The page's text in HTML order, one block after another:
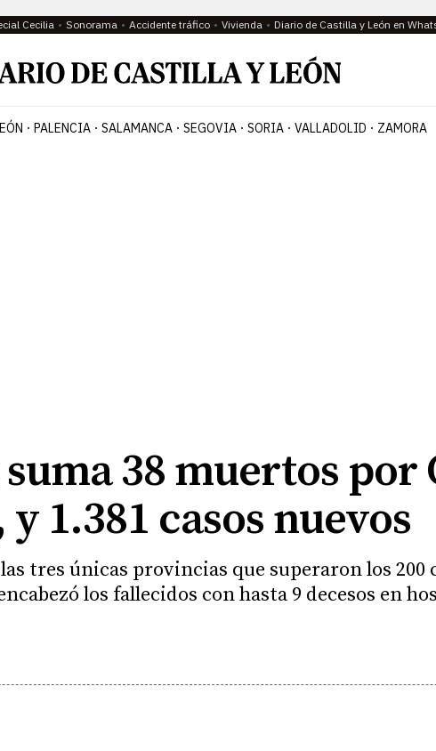
Cecilia Sonorama Accidente tráfico Vivienda Diario de Castilla y León en
PALENCIA SALAMANCA SEGOVIA SORIA VALLADOLID ZAMORA
38 muertos por
1.381 casos nuevos
tres únicas provincias que superaron los 200
los fallecidos con hasta 9 decesos en